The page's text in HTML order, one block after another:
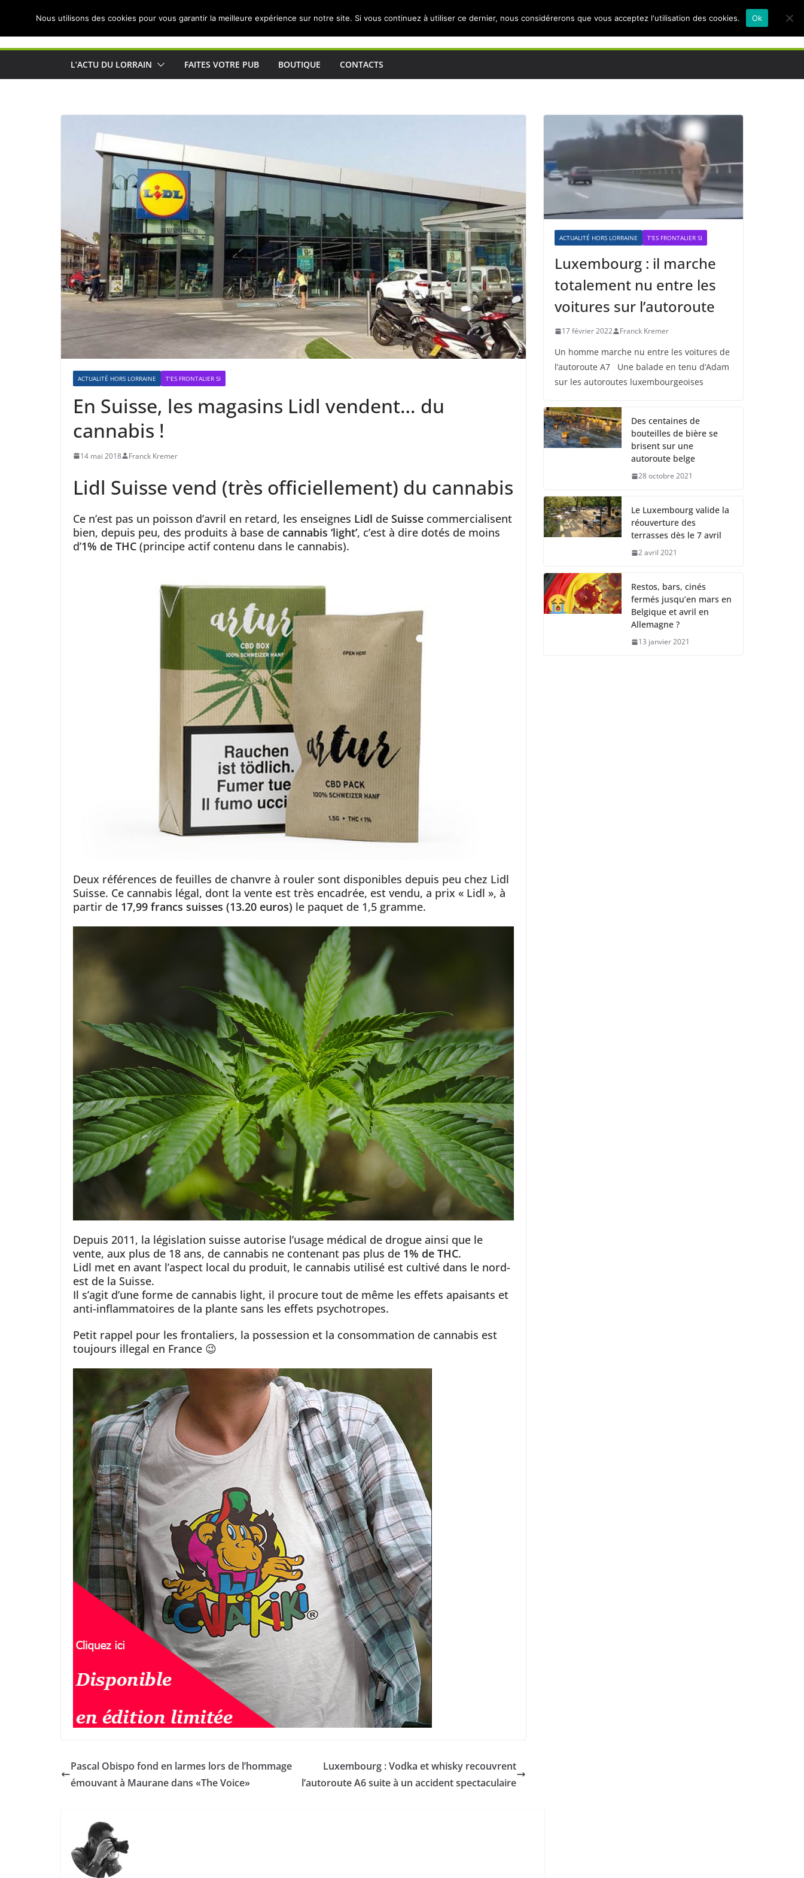
Actualités de Lorraine pour les Lorrains
L’ACTU DU LORRAIN FAITES VOTRE PUB BOUTIQUE CONTACTS
ACTUALITÉ HORS LORRAINE T'ES FRONTALIER SI
En Suisse, les magasins Lidl vendent… du
cannabis !
14 mai 2018 Franck Kremer
Lidl Suisse vend (très officiellement) du cannabis
Ce n’est pas un poisson d’avril en retard, les enseignes Lidl de Suisse commercialisent
bien, depuis peu, des produits à base de cannabis ‘light’, c’est à dire dotés de moins
d’1% de THC (principe actif contenu dans le cannabis).
Deux références de feuilles de chanvre à rouler sont disponibles depuis peu chez Lidl
Suisse. Ce cannabis légal, dont la vente est très encadrée, est vendu, a prix « Lidl », à
partir de 17,99 francs suisses (13.20 euros) le paquet de 1,5 gramme.
Depuis 2011, la législation suisse autorise l’usage médical de drogue ainsi que le
vente, aux plus de 18 ans, de cannabis ne contenant pas plus de 1% de THC.
Lidl met en avant l’aspect local du produit, le cannabis utilisé est cultivé dans le nord-
est de la Suisse.
Il s’agit d’une forme de cannabis light, il procure tout de même les effets apaisants et
anti-inflammatoires de la plante sans les effets psychotropes.
Petit rappel pour les frontaliers, la possession et la consommation de cannabis est
toujours illegal en France 😉
Pascal Obispo fond en larmes lors de l’hommage
émouvant à Maurane dans «The Voice»
Luxembourg : Vodka et whisky recouvrent
l’autoroute A6 suite à un accident spectaculaire
ACTUALITÉ HORS LORRAINE T'ES FRONTALIER SI
Luxembourg : il marche
totalement nu entre les
voitures sur l’autoroute
17 février 2022 Franck Kremer
Un homme marche nu entre les voitures de
l’autoroute A7 Une balade en tenu d’Adam
sur les autoroutes luxembourgeoises
Des centaines de
bouteilles de bière se
brisent sur une
autoroute belge
28 octobre 2021
Le Luxembourg valide la
réouverture des
terrasses dès le 7 avril
2 avril 2021
Restos, bars, cinés
fermés jusqu’en mars en
Belgique et avril en
Allemagne ?
13 janvier 2021
Nous utilisons des cookies pour vous garantir la meilleure expérience sur notre site. Si vous continuez à utiliser ce dernier, nous considérerons que vous acceptez l'utilisation des cookies. Ok